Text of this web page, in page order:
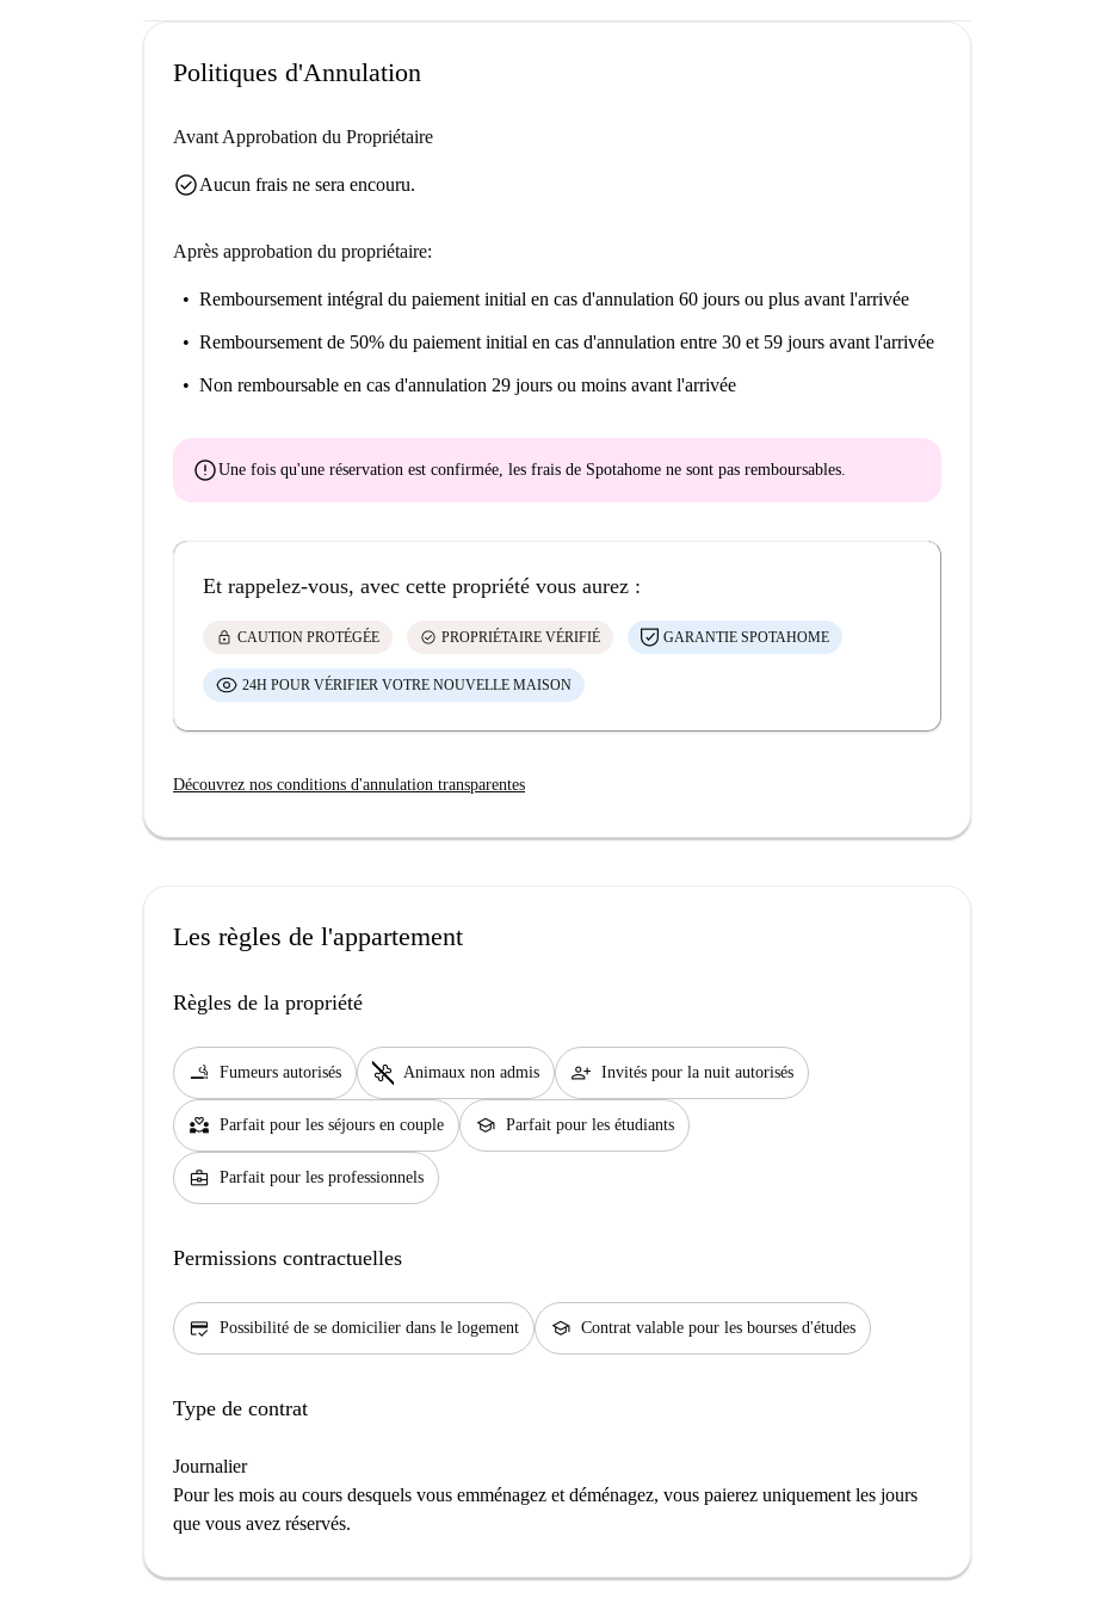
Politiques d'Annulation
Avant Approbation du Propriétaire
check_circleAucun frais ne sera encouru.
Après approbation du propriétaire:
Remboursement intégral du paiement initial en cas d'annulation 60 jours ou plus avant l'arrivée
Remboursement de 50% du paiement initial en cas d'annulation entre 30 et 59 jours avant l'arrivée
Non remboursable en cas d'annulation 29 jours ou moins avant l'arrivée
errorUne fois qu'une réservation est confirmée, les frais de Spotahome ne sont pas remboursables.
Et rappelez-vous, avec cette propriété vous aurez :
lock CAUTION PROTÉGÉE check_circle PROPRIÉTAIRE VÉRIFIÉ GARANTIE SPOTAHOME
24H POUR VÉRIFIER VOTRE NOUVELLE MAISON
Découvrez nos conditions d'annulation transparentes
Les règles de l'appartement
Règles de la propriété
smoking_rooms Fumeurs autorisés pet_supplies Animaux non admis person_add Invités pour la nuit autorisés
partner_heart Parfait pour les séjours en couple school Parfait pour les étudiants
business_center Parfait pour les professionnels
Permissions contractuelles
credit_score Possibilité de se domicilier dans le logement school Contrat valable pour les bourses d'études
Type de contrat
Journalier
Pour les mois au cours desquels vous emménagez et déménagez, vous paierez uniquement les jours
que vous avez réservés.